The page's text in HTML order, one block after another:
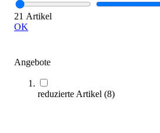
21 Artikel
OK
Angebote
reduzierte Artikel (8)
AIR-Body® OUTDOOR
Varianten zur Auswahl
Sofort lieferbar